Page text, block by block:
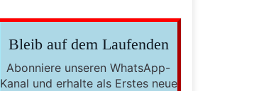
Bleib auf dem Laufenden
Abonniere unseren WhatsApp-
Kanal und erhalte als Erstes neue